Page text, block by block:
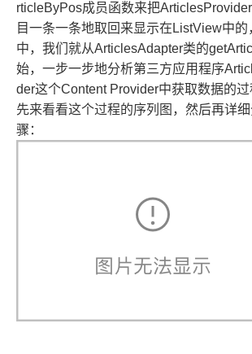
rticleByPos成员函数来把
目一条一条地取回来显示在ListView中
中，我们就从ArticlesAdapter类的
始，一步一步地分析第三方应用程序
der这个Content Provider中获取数据的过
先来看看这个过程的序列图，然后再详
骤：